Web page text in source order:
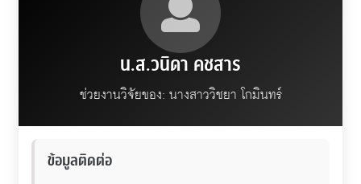
น.ส.วนิดา คชสาร
ช่วยงานวิจัยของ: นางสาววิชยา โกมินทร์
ข้อมูลติดต่อ